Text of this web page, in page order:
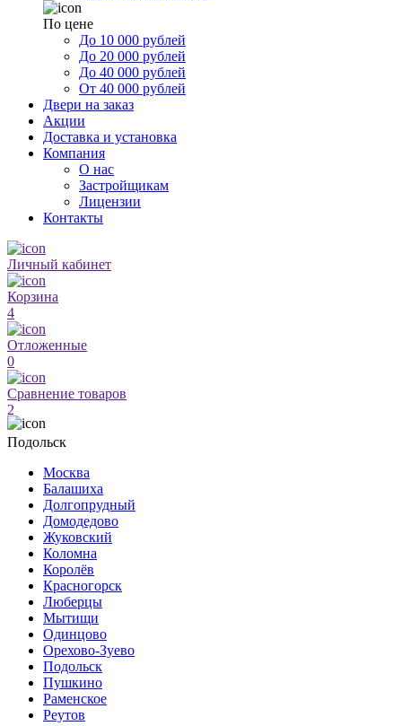
По цене
До 10 000 рублей
До 20 000 рублей
До 40 000 рублей
От 40 000 рублей
Двери на заказ
Акции
Доставка и установка
Компания
О нас
Застройщикам
Лицензии
Контакты
Личный кабинет
Корзина
4
Отложенные
0
Сравнение товаров
2
Подольск
Москва
Балашиха
Долгопрудный
Домодедово
Жуковский
Коломна
Королёв
Красногорск
Люберцы
Мытищи
Одинцово
Орехово-Зуево
Подольск
Пушкино
Раменское
Реутов